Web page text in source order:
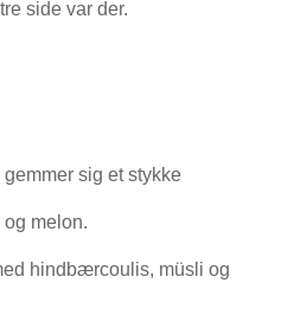
side var der.
sig et stykke
melon.
hindbærcoulis, müsli og